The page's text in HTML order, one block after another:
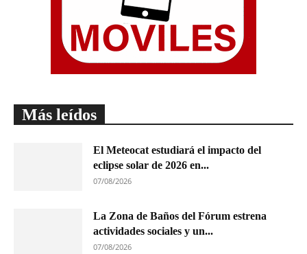
Más leídos
El Meteocat estudiará el impacto del
eclipse solar de 2026 en...
07/08/2026
La Zona de Baños del Fórum estrena
actividades sociales y un...
07/08/2026